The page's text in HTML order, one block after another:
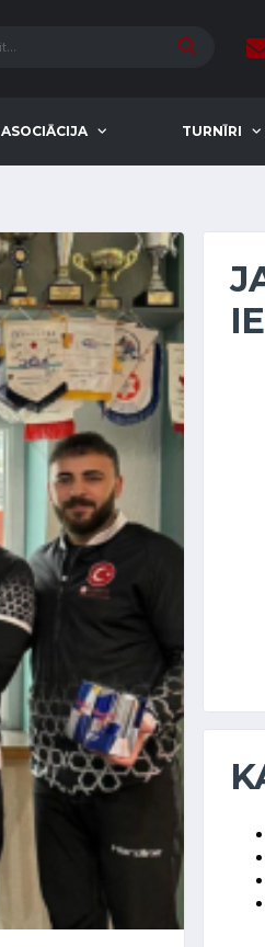
ASOCIĀCIJA TURNĪRI